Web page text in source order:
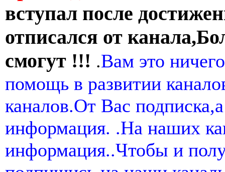
вступал после
отписался от
смогут !!! .Вам это
помощь в развитии
каналов.От Вас
информация. .На наших
информация..Чтобы и